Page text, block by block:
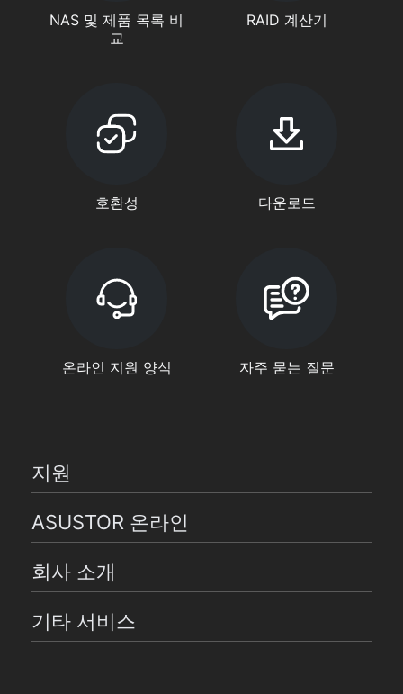
NAS 및 제품 목록 비
교
RAID 계산기
호환성 다운로드
온라인 지원 양식 자주 묻는 질문
지원
ASUSTOR 온라인
회사 소개
기타 서비스